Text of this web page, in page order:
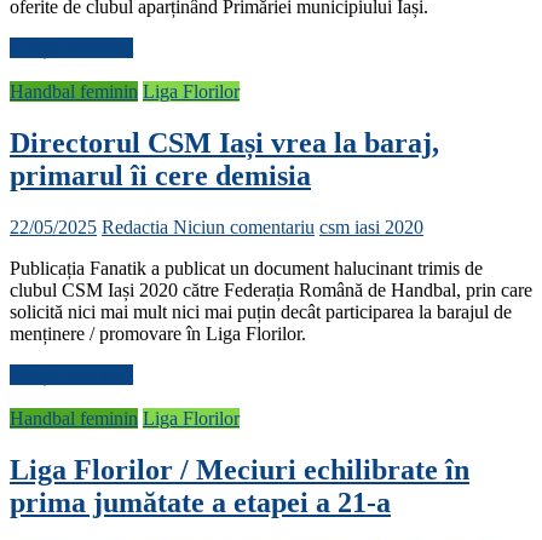
oferite de clubul aparținând Primăriei municipiului Iași.
Handbal feminin Liga Florilor
Directorul CSM Iași vrea la baraj,
primarul îi cere demisia
22/05/2025 Redactia Niciun comentariu csm iasi 2020
Publicația Fanatik a publicat un document halucinant trimis de
clubul CSM Iași 2020 către Federația Română de Handbal, prin care
solicită nici mai mult nici mai puțin decât participarea la barajul de
menținere / promovare în Liga Florilor.
Handbal feminin Liga Florilor
Liga Florilor / Meciuri echilibrate în
prima jumătate a etapei a 21-a